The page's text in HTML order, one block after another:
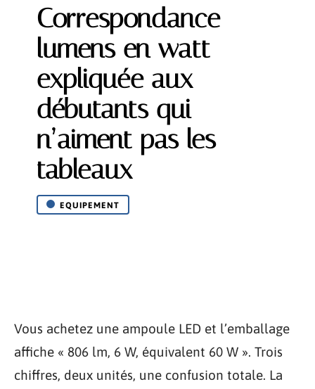
Correspondance
lumens en watt
expliquée aux
débutants qui
n’aiment pas les
tableaux
EQUIPEMENT
Vous achetez une ampoule LED et l’emballage
affiche « 806 lm, 6 W, équivalent 60 W ». Trois
chiffres, deux unités, une confusion totale. La